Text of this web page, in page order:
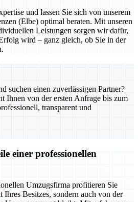
und lassen Sie sich von unserem
(Elbe) optimal beraten. Mit unseren
Leistungen sorgen wir dafür,
wird – ganz gleich, ob Sie in der
suchen einen zuverlässigen Partner?
Ihnen von der ersten Anfrage bis zum
transparent und
einer professionellen
Umzugsfirma profitieren Sie
Besitzes, sondern auch von der